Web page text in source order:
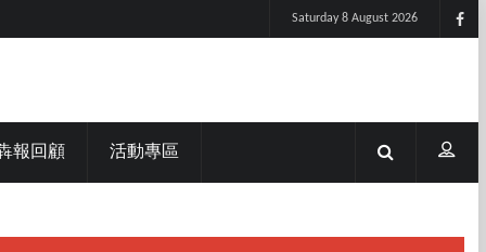
Saturday 8 August 2026
報回顧 活動專區